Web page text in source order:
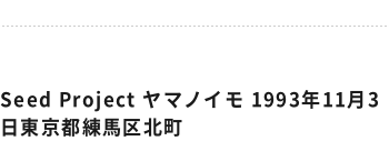
Seed Project ヤマノイモ 1993年11月3
日東京都練馬区北町